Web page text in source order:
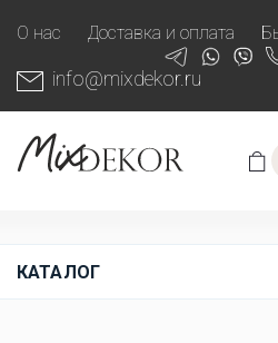
О нас Доставка и оплата
info@mixdekor.ru
КАТАЛОГ